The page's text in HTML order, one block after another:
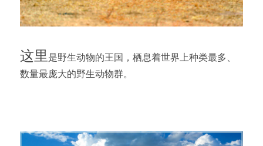
这里是野生动物的王国，栖息着世界上种类最多、
数量最庞大的野生动物群。